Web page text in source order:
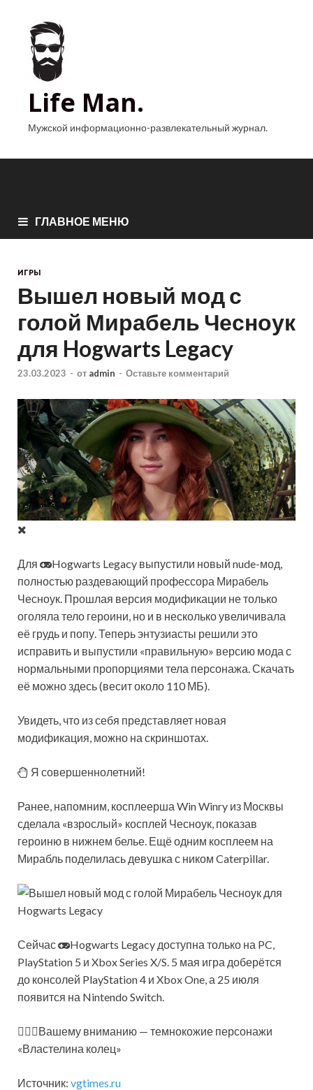
Life Man.
Мужской информационно-развлекательный журнал.
ГЛАВНОЕ МЕНЮ
ИГРЫ
Вышел новый мод с
голой Мирабель Чесноук
для Hogwarts Legacy
23.03.2023 - от admin - Оставьте комментарий
Для
Hogwarts Legacy выпустили новый nude-мод,
полностью раздевающий профессора Мирабель
Чесноук. Прошлая версия модификации не только
оголяла тело героини, но и в несколько увеличивала
её грудь и попу. Теперь энтузиасты решили это
исправить и выпустили «правильную» версию мода с
нормальными пропорциями тела персонажа. Скачать
её можно здесь (весит около 110 МБ).
Увидеть, что из себя представляет новая
модификация, можно на скриншотах.
Я совершеннолетний!
Ранее, напомним, косплеерша Win Winry из Москвы
сделала «взрослый» косплей Чесноук, показав
героиню в нижнем белье. Ещё одним косплеем на
Мирабль поделилась девушка с ником Caterpillar.
Сейчас
Hogwarts Legacy доступна только на PC,
PlayStation 5 и Xbox Series X/S. 5 мая игра доберётся
до консолей PlayStation 4 и Xbox One, а 25 июля
появится на Nintendo Switch.
🧙🏿‍♂️Вашему вниманию — темнокожие персонажи
«Властелина колец»
Источник: vgtimes.ru